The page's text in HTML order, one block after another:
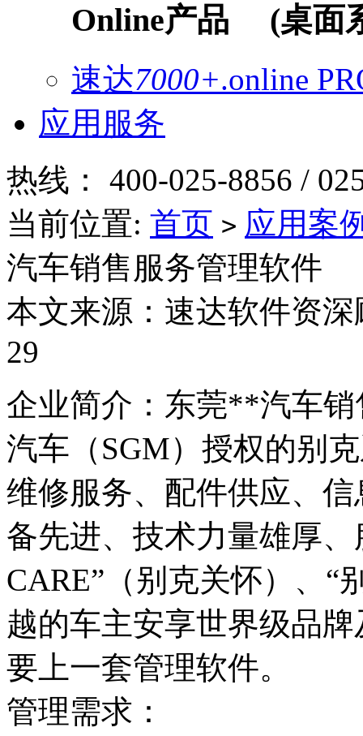
Online产品 (桌面
速达7000+.online
应用服务
热线： 400-025-8856 /
当前位置: 首页 > 应用案
汽车销售服务管理软件
本文来源：速达软件资
29
企业简介：东莞**汽车
汽车（SGM）授权的别
维修服务、配件供应、
备先进、技术力量雄厚
CARE”（别克关怀）、“
越的车主安享世界级品
要上一套管理软件。
管理需求：